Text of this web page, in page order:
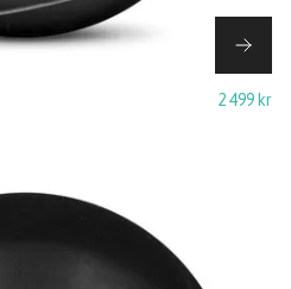
2 499 kr